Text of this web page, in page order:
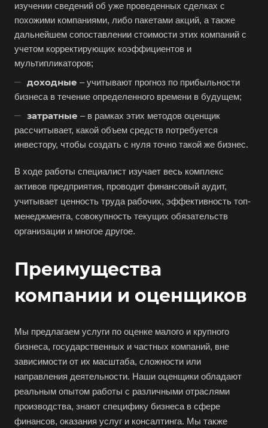
изучении сведений об уже проведенных сделках с
похожими компаниями, либо пакетами акций, а также
дальнейшем сопоставлении стоимости этих компаний с
учетом корректирующих коэффициентов и
мультипликаторов;
доходные – учитывают прогноз по прибыльности
бизнеса в течение определенного времени в будущем;
затратные – в рамках этих методов оценщик
рассчитывает, какой объем средств потребуется
инвестору, чтобы создать с нуля точно такой же бизнес.
В ходе работы специалист изучает весь комплекс
активов предприятия, проводит финансовый аудит,
учитывает ценность труда рабочих, эффективность топ-
менеджмента, совокупность текущих обязательств
организации и многое другое.
Преимущества
компании и оценщиков
Мы предлагаем услуги по оценке малого и крупного
бизнеса, государственных и частных компаний, вне
зависимости от их масштаба, сложности или
направления деятельности. Наши оценщики обладают
реальным опытом работы с различными отраслями
производства, знают специфику бизнеса в сфере
финансов, оказания услуг и консалтинга. Мы также
Бузулук
Буй
Буйнакск
Бутурлиновка
Валдай
Великие Луки
Великий Новгород
Великий Устюг
Вельск
Верещагино
Верхний Уфалей
Верхняя Салда
Видное
Владивосток
Владимир
Волгоград
Волгодонск
Волжск